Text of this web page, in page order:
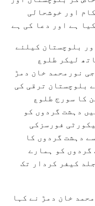
اور خوشحالی
ہے اور دعا کی ہے
بلوچستان کیلئے
لیکر طلوع
نورمحمد خان دمڑ
بلوچستان ترقی کی
کا سورج طلوع
دہشت گردوں کو
فورسزکی
دہشت گردوں کا
گردوں کو ہمارے
کیفر کردار تک
خان دمڑ نے کہا